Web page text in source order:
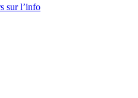
sur l’info